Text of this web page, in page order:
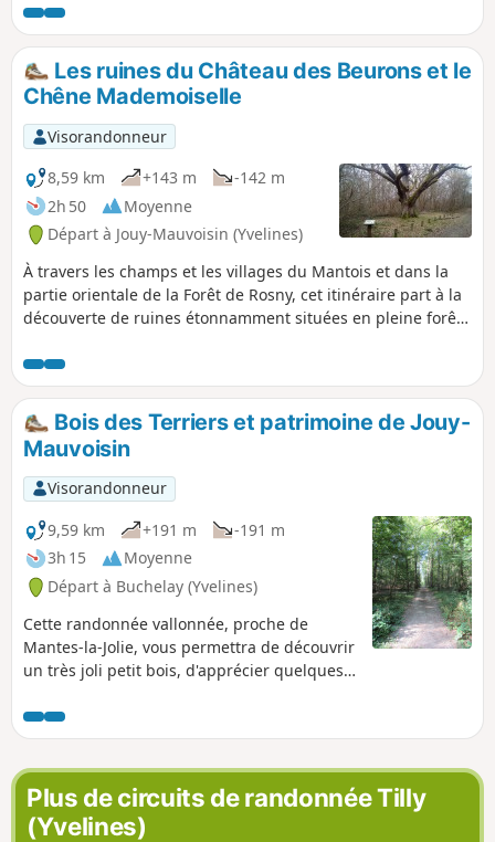
opportunité de pause.
Les ruines du Château des Beurons et le
Chêne Mademoiselle
Visorandonneur
8,59 km
+143 m
-142 m
2h 50
Moyenne
Départ à Jouy-Mauvoisin (Yvelines)
À travers les champs et les villages du Mantois et dans la
partie orientale de la Forêt de Rosny, cet itinéraire part à la
découverte de ruines étonnamment situées en pleine forêt
Mauvoisin et de Petit Perdreauville, un manoir, quelques
beaux corps de ferme et un petit patrimoine lié à l'eau
complètent le tableau.
Bois des Terriers et patrimoine de Jouy-
Mauvoisin
Visorandonneur
9,59 km
+191 m
-191 m
3h 15
Moyenne
Départ à Buchelay (Yvelines)
Cette randonnée vallonnée, proche de
Mantes-la-Jolie, vous permettra de découvrir
un très joli petit bois, d'apprécier quelques
Jouy-Mauvoisin.
Plus de circuits de randonnée Tilly
(Yvelines)